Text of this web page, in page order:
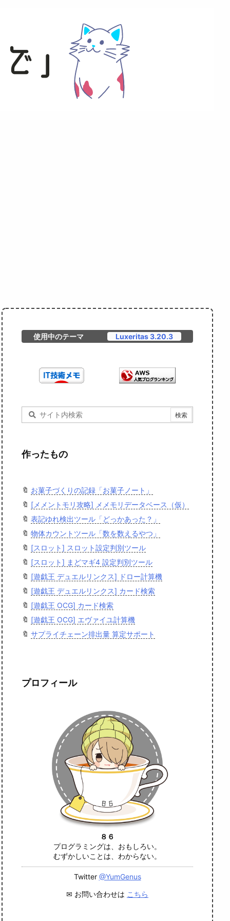
使用中のテーマ Luxeritas 3.20.3
作ったもの
🔖 お菓子づくりの記録「お菓子ノート」
🔖 [メメントモリ攻略] メメモリデータベース（仮）
🔖 表記ゆれ検出ツール「どっかあった？」
🔖 物体カウントツール「数を数えるやつ」
🔖 [スロット] スロット設定判別ツール
🔖 [スロット] まどマギ4 設定判別ツール
🔖 [遊戯王 デュエルリンクス] ドロー計算機
🔖 [遊戯王 デュエルリンクス] カード検索
🔖 [遊戯王 OCG] カード検索
🔖 [遊戯王 OCG] エヴァイユ計算機
🔖 サプライチェーン排出量 算定サポート
プロフィール
８６
プログラミングは、おもしろい。
むずかしいことは、わからない。
Twitter @YumGenus
✉ お問い合わせは こちら